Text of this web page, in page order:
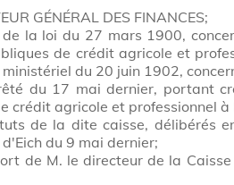
GÉNÉRAL DES FINANCES;
la loi du 27 mars 1900,
de crédit agricole et
du 20 juin 1902,
du 17 mai dernier, portant
crédit agricole et professionnel à
de la dite caisse, délibérés
du 9 mai dernier;
de M. le directeur de la